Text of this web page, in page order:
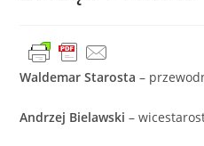
Waldemar Starosta–
Andrzej Bielawski–